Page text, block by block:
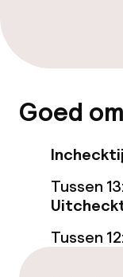
Goed
Tussen
Tussen